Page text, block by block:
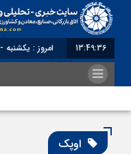
13:49:37 امروز : یکشنبه - ۱۸ مرداد - ۱۴۰۵
اوپک